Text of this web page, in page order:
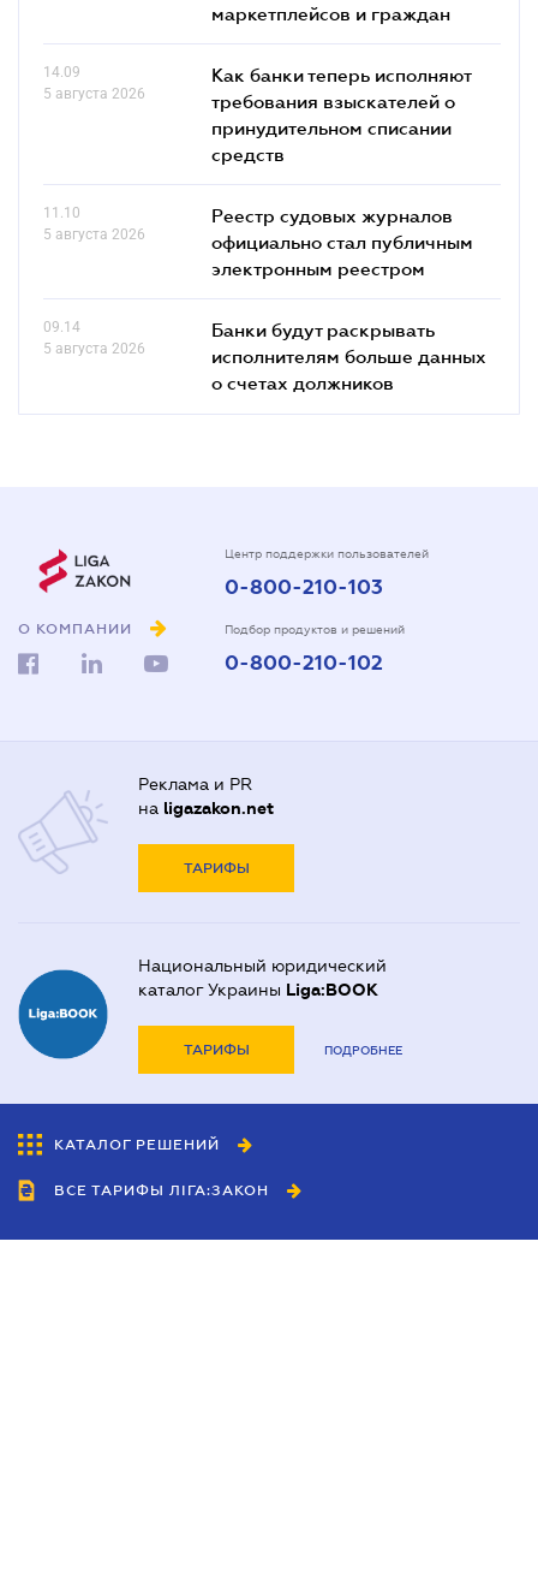
маркетплейсов и граждан
14.09
5 августа 2026
Как банки теперь исполняют
требования взыскателей о
принудительном списании
средств
11.10
5 августа 2026
Реестр судовых журналов
официально стал публичным
электронным реестром
09.14
5 августа 2026
Банки будут раскрывать
исполнителям больше данных
о счетах должников
О КОМПАНИИ
Центр поддержки пользователей
0-800-210-103
Подбор продуктов и решений
0-800-210-102
Реклама и PR
на ligazakon.net
ТАРИФЫ
Национальный юридический
каталог Украины Liga:BOOK
ТАРИФЫ ПОДРОБНЕЕ
КАТАЛОГ РЕШЕНИЙ
ВСЕ ТАРИФЫ ЛІГА:ЗАКОН